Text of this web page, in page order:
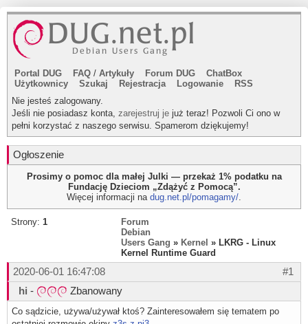
Portal DUG FAQ / Artykuły Forum DUG
ChatBox
Użytkownicy
Szukaj Rejestracja Logowanie
RSS
Nie jesteś zalogowany.
Jeśli nie posiadasz konta, zarejestruj je już teraz! Pozwoli Ci ono w
pełni korzystać z naszego serwisu. Spamerom dziękujemy!
Ogłoszenie
Prosimy o pomoc dla małej Julki — przekaż 1% podatku na
Fundację Dzieciom „Zdążyć z Pomocą”.
Więcej informacji na dug.net.pl/pomagamy/.
Strony: 1
Forum
Debian
Users Gang » Kernel » LKRG - Linux
Kernel Runtime Guard
#1
2020-06-01 16:47:08
hi - Zbanowany
Co sądzicie, używa/używał ktoś? Zainteresowałem się tematem po